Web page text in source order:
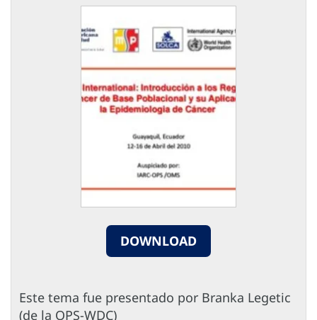
DOWNLOAD
Este tema fue presentado por Branka Legetic
(de la OPS-WDC)